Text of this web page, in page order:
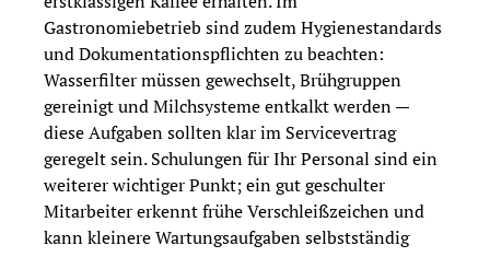
Gastronomiebetrieb sind zudem Hygienestandards
und Dokumentationspflichten zu beachten:
Wasserfilter müssen gewechselt, Brühgruppen
gereinigt und Milchsysteme entkalkt werden —
diese Aufgaben sollten klar im Servicevertrag
geregelt sein. Schulungen für Ihr Personal sind ein
weiterer wichtiger Punkt; ein gut geschulter
Mitarbeiter erkennt frühe Verschleißzeichen und
kann kleinere Wartungsaufgaben selbstständig